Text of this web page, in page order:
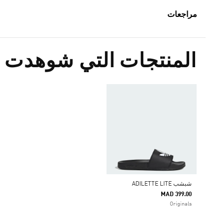
مراجعات
المنتجات التي شوهدت
شبشب ADILETTE LITE
MAD 399.00
Originals